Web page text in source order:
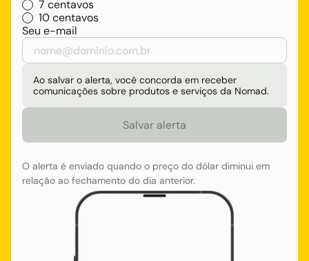
7 centavos
10 centavos
Seu e-mail
Ao salvar o alerta, você concorda em receber
comunicações sobre produtos e serviços da Nomad.
O alerta é enviado quando o preço do dólar diminui em
relação ao fechamento do dia anterior.